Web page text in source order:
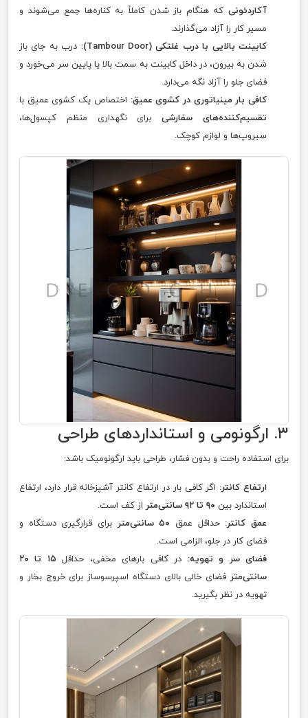
آکاردئونی که هنگام باز شدن کاملاً به کناره‌ها جمع می‌شوند و
مسیر کار را آزاد می‌گذارند.
کابینت بالایی با درب غلتکی (Tambour Door):
درب به جای باز
شدن به بیرون، در داخل کابینت به سمت بالا یا پایین سر می‌خورد و
فضای جلو را آزاد نگه می‌دارد.
کافی بار مینیاتوری در کشوی عمیق: اختصاص یک کشوی عمیق با
تقسیم‌کننده‌های سفارشیبرای نگهداری منظم کپسول‌ها،
سیروپ‌ها و لوازم کوچک.
۳. ارگونومی و استانداردهای طراحی
برای استفاده راحت و بدون فشار، طراحی باید ارگونومیک باشد:
ارتفاع کانتر: اگر کافی بار در ارتفاع کانتر آشپزخانه قرار دارد، ارتفاع
استاندارد بین ۹۰ تا ۹۲ سانتی‌متر
از کف است.
عمق کانتر: حداقل عمق ۵۰ سانتی‌متر
برای قرارگیری دستگاه و
فضای کار در جلو، الزامی است.
فضای سر و تهویه: در کافی بارهای مخفی، حداقل
۱۵ تا ۲۰
سانتی‌متر فضای خالی بالای دستگاه اسپرسوساز برای خروج بخار و
تهویه در نظر بگیرید.